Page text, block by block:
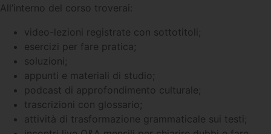
All’interno del corso troverai:
video-lezioni registrate con sottotitoli;
esercizi per fare pratica;
soluzioni;
appunti e materiali di studio;
podcast di approfondimento culturale;
trascrizioni con glossario;
attività di trasformazione grammaticale sui testi;